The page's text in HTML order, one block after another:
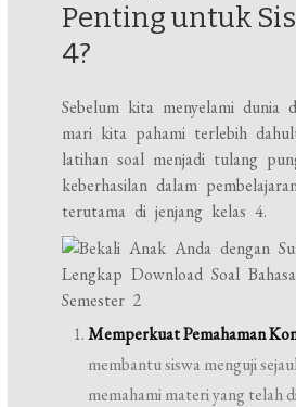
Penting untuk
4?
Sebelum kita menyelami dunia
mari kita pahami terlebih
latihan soal menjadi tulang
keberhasilan dalam
terutama di jenjang kelas 4.
Memperkuat Pemahaman
membantu siswa menguji
memahami materi yang telah